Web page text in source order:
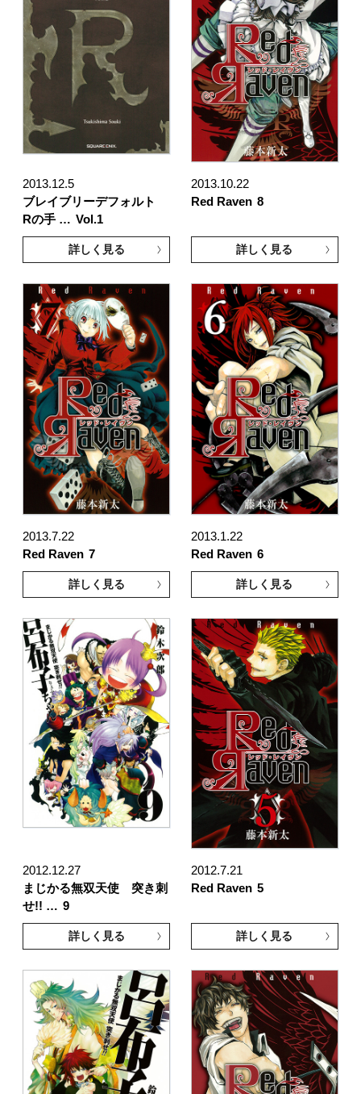
2013.12.5
ブレイブリーデフォルト
Rの手 … Vol.1
詳しく見る
2013.10.22
Red Raven 8
詳しく見る
2013.7.22
Red Raven 7
詳しく見る
2013.1.22
Red Raven 6
詳しく見る
2012.12.27
まじかる無双天使 突き刺
せ!! … 9
詳しく見る
2012.7.21
Red Raven 5
詳しく見る